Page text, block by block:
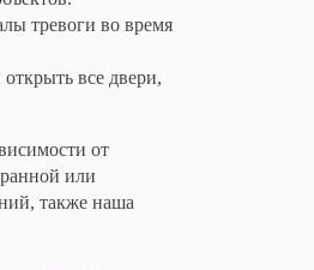
тревоги во время
все двери,
от
или
также наша